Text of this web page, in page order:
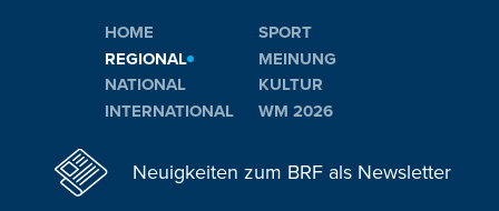
HOME
REGIONAL
NATIONAL
INTERNATIONAL
SPORT
MEINUNG
KULTUR
WM 2026
Neuigkeiten zum BRF als Newsletter